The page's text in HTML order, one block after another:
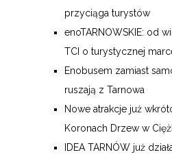
przyciąga turystów
enoTARNOWSKIE: od
TCI o turystycznej
Enobusem zamiast
ruszają z Tarnowa
Nowe atrakcje już
Koronach Drzew w
IDEA TARNÓW już